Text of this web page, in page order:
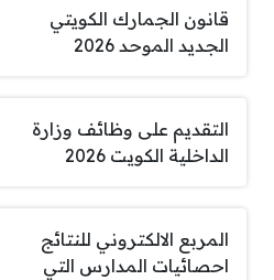
قانون الجمارك الكويتي
الجديد الموحد 2026
التقديم على وظائف وزارة
الداخلية الكويت 2026
المربع الالكتروني للنتائج
احصائيات المدارس التي